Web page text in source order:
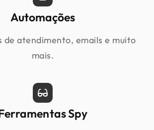
Automações
de atendimento, emails e muito
mais.
Spy